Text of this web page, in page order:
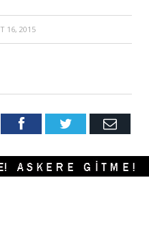
16, 2015
FacebookTwitter Email